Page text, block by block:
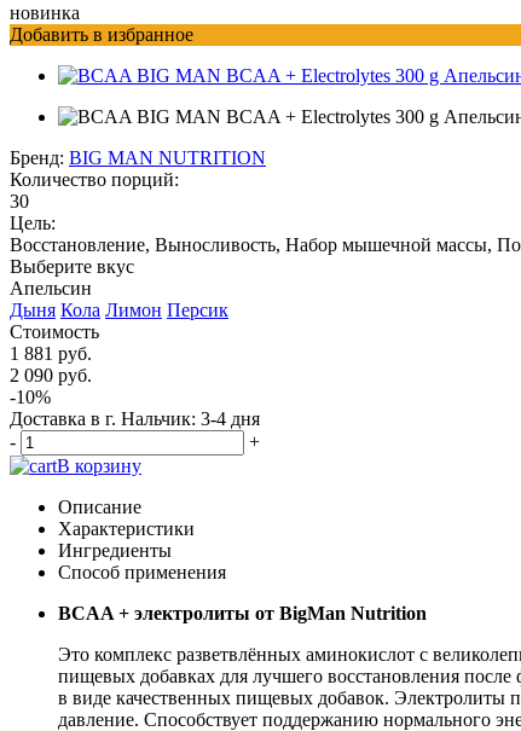
новинка
Добавить в избранное
Бренд: BIG MAN NUTRITION
Количество порций:
30
Цель:
Восстановление, Выносливость, Набор мышечной массы,
Выберите вкус
Апельсин
Дыня Кола Лимон Персик
Стоимость
1 881 руб.
2 090 руб.
-10%
Доставка в г. Нальчик: 3-4 дня
-
+
В корзину
Описание
Характеристики
Ингредиенты
Способ применения
BCAA + электролиты от BigMan Nutrition
Это комплекс разветвлённых аминокислот с
пищевых добавках для лучшего восстановления
в виде качественных пищевых добавок. Электролиты
давление. Способствует поддержанию нормального